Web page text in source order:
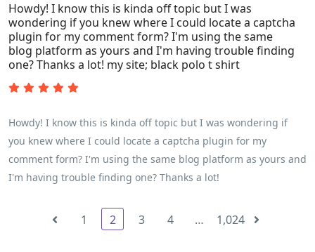
Howdy! I know this is kinda off topic but I was
wondering if you knew where I could locate a captcha
plugin for my comment form? I'm using the same
blog platform as yours and I'm having trouble finding
one? Thanks a lot! my site; black polo t shirt
Howdy! I know this is kinda off topic but I was wondering if
you knew where I could locate a captcha plugin for my
comment form? I'm using the same blog platform as yours and
I'm having trouble finding one? Thanks a lot!
1 2 3 4 … 1,024